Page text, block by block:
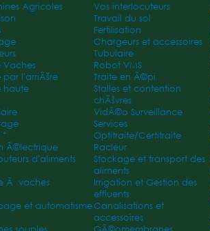
Agricoles Vos interlocuteurs
Travail du sol
Fertilisation
Chargeurs et accessoires
Tubulaire
Vaches
Robot VMS
par l'arriÃšre
Traite en Ã©pi
haute
Stalles et contention
chÃšvres
VidÃ©o Surveillance
Services
*
Optitraite/Certitraite
Ã©lectrique
Racleur
d'aliments
Stockage et transport des
aliments
Ã vaches
Irrigation et Gestion des
effluents
et automatismeCanalisations et
accessoires